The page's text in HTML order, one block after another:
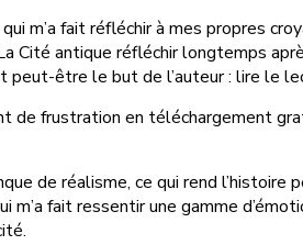
m’a fait réfléchir à mes propres
Cité antique réfléchir longtemps
peut-être le but de l’auteur : lire le
de frustration en téléchargement
de réalisme, ce qui rend
fait ressentir une gamme